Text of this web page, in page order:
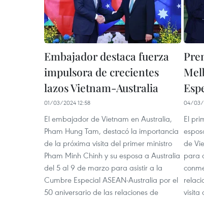
Embajador destaca fuerza
impulsora de crecientes
lazos Vietnam-Australia
01/03/2024 12:58
El embajador de Vietnam en Australia,
Pham Hung Tam, destacó la importancia
de la próxima visita del primer ministro
Pham Minh Chinh y su esposa a Australia
del 5 al 9 de marzo para asistir a la
Cumbre Especial ASEAN-Australia por el
50 aniversario de las relaciones de
04/03/
El
de
para
visita